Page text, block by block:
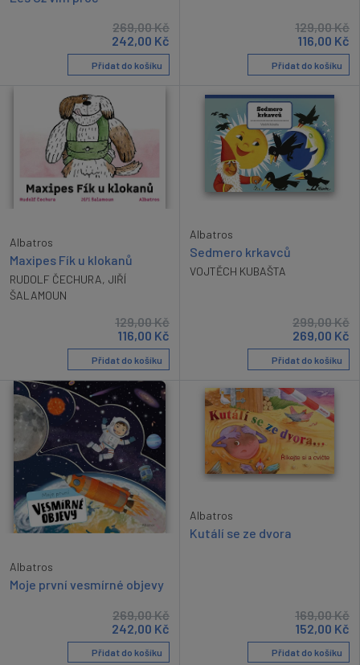
269,00Kč
242,00 Kč
Přidat do košíku
129,00Kč
116,00 Kč
Přidat do košíku
Albatros
Maxipes Fík u klokanů
RUDOLF ČECHURA, JIŘÍ
ŠALAMOUN
129,00Kč
116,00 Kč
Přidat do košíku
Albatros
Sedmero krkavců
VOJTĚCH KUBAŠTA
299,00Kč
269,00 Kč
Přidat do košíku
Albatros
Moje první vesmírné objevy
269,00Kč
242,00 Kč
Přidat do košíku
Albatros
Kutálí se ze dvora
169,00Kč
152,00 Kč
Přidat do košíku